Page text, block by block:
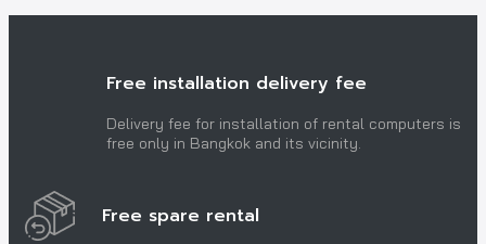
Free installation delivery fee
Delivery fee for installation of rental computers is
free only in Bangkok and its vicinity.
Free spare rental